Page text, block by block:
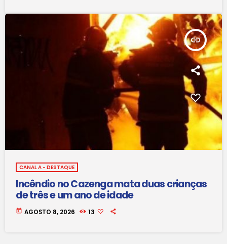
insert_link
CANAL A - DESTAQUE
Incêndio no Cazenga mata duas crianças
de três e um ano de idade
today AGOSTO 8, 2026 13